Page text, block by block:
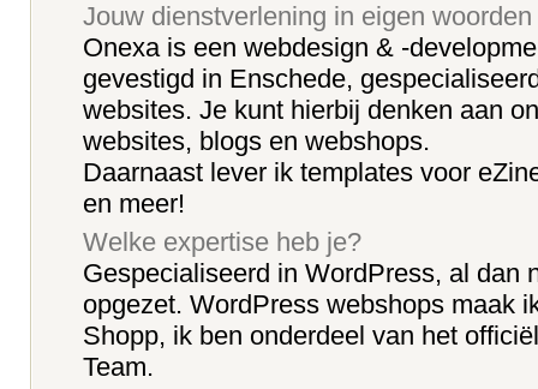
Jouw dienstverlening in eigen woorden
Onexa is een webdesign & -
gevestigd in Enschede,
websites. Je kunt hierbij denken aan
websites, blogs en webshops.
Daarnaast lever ik templates voor
en meer!
Welke expertise heb je?
Gespecialiseerd in WordPress, al dan
opgezet. WordPress webshops maak
Shopp, ik ben onderdeel van het
Team.